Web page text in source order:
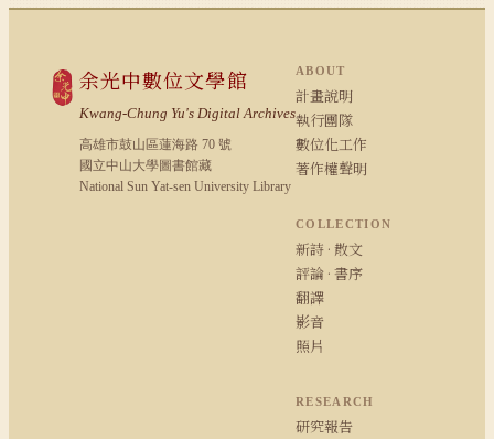
余光中數位文學館
Kwang-Chung Yu's Digital Archives
高雄市鼓山區蓮海路 70 號
國立中山大學圖書館藏
National Sun Yat-sen University Library
ABOUT
計畫說明
執行團隊
數位化工作
著作權聲明
COLLECTION
新詩 · 散文
評論 · 書序
翻譯
影音
照片
RESEARCH
研究報告